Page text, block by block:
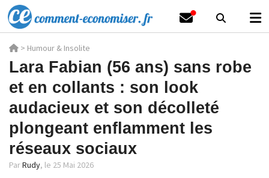
> Humour & Insolite
Lara Fabian (56 ans) sans robe
et en collants : son look
audacieux et son décolleté
plongeant enflamment les
réseaux sociaux
ParRudy, le 25 Mai 2026